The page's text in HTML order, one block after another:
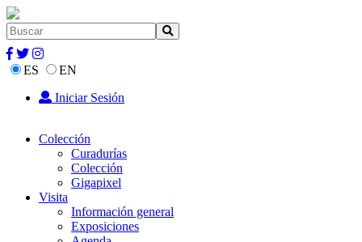
ES
EN
Iniciar Sesión
Colección
Curadurías
Colección
Gigapixel
Visita
Información general
Exposiciones